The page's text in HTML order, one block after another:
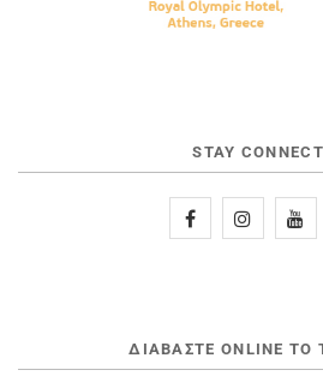
STAY
ΔΙΑΒΆΣΤΕ ONLINE ΤΟ